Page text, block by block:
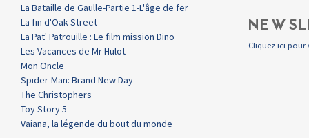
La Bataille de Gaulle-Partie 1-L'âge de fer
La fin d'Oak Street
La Pat' Patrouille : Le film mission Dino
Les Vacances de Mr Hulot
Mon Oncle
Spider-Man: Brand New Day
The Christophers
Toy Story 5
Vaiana, la légende du bout du monde
Cliquez ici pour